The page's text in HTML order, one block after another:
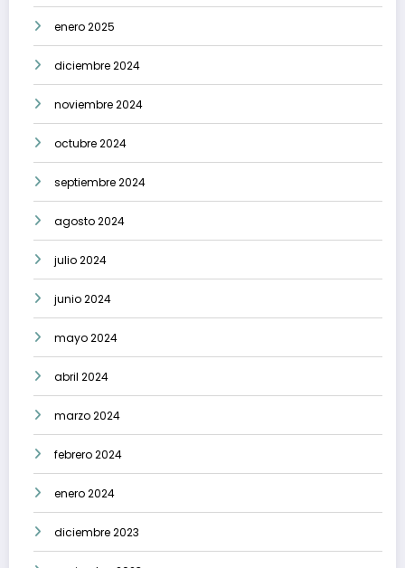
enero 2025
diciembre 2024
noviembre 2024
octubre 2024
septiembre 2024
agosto 2024
julio 2024
junio 2024
mayo 2024
abril 2024
marzo 2024
febrero 2024
enero 2024
diciembre 2023